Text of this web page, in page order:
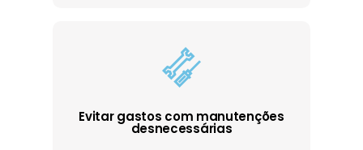
Evitar gastos com manutenções
desnecessárias